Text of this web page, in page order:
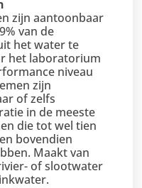
zijn aantoonbaar
van de
het water te
het laboratorium
niveau
zijn
of zelfs
in de meeste
die tot wel tien
bovendien
Maakt van
of slootwater